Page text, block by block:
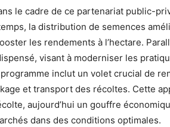
le cadre de ce partenariat public-
la distribution de semences
les rendements à l’hectare.
visant à moderniser les
programme inclut un volet crucial de
et transport des récoltes. Cette
aujourd’hui un gouffre
dans des conditions optimales.